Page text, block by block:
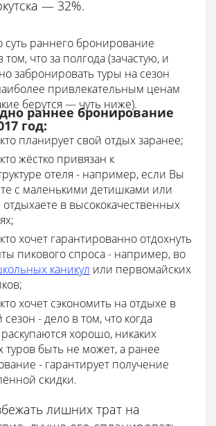
— 32%.
суть раннего бронирование
том, что за полгода (зачастую, и
забронировать туры на сезон
привлекательным ценам
берутся — чуть ниже).
раннее бронирование
год:
планирует свой отдых заранее;
жёстко привязан к
отеля - например, если Вы
с маленькими детишками или
в высококачественных
хочет гарантированно отдохнуть
пикового спроса - например, во
каникул или первомайских
хочет сэкономить на отдыхе в
- дело в том, что когда
хорошо, никаких
туров быть не может, а ранее
- гарантирует получение
скидки.
лишних трат на